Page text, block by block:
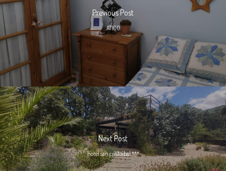
Previous Post
ATICO
Next Post
hotel san cristoibal ***